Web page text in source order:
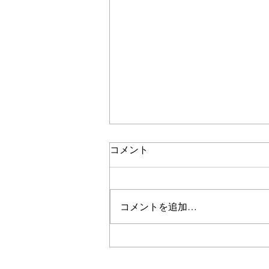
甘く浮く
コメント
コメントを追加…